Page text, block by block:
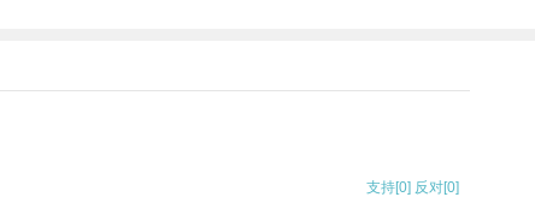
支持[0] 反对[0]